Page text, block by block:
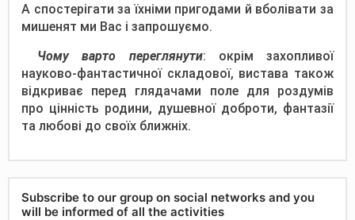
А спостерігати за їхніми пригодами й вболівати за
мишенят ми Вас і запрошуємо.
Чому варто переглянути: окрім захопливої
науково-фантастичної складової, вистава також
відкриває перед глядачами поле для роздумів
про цінність родини, душевної доброти, фантазії
та любові до своїх ближніх.
Subscribe to our group on social networks and you
will be informed of all the activities